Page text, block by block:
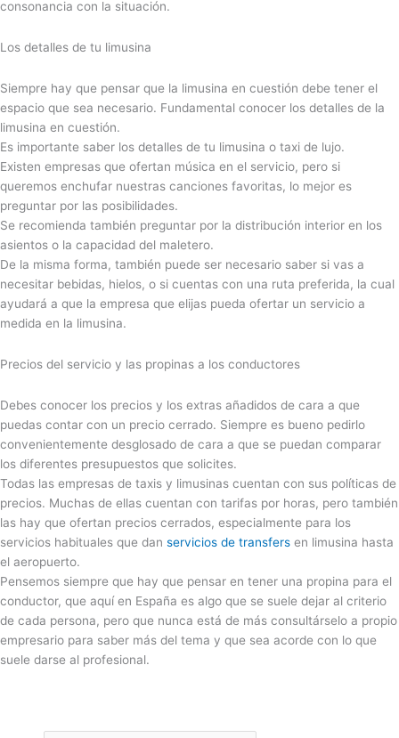
consonancia con la situación.
Los detalles de tu limusina
Siempre hay que pensar que la limusina en cuestión debe tener el
espacio que sea necesario. Fundamental conocer los detalles de la
limusina en cuestión.
Es importante saber los detalles de tu limusina o taxi de lujo.
Existen empresas que ofertan música en el servicio, pero si
queremos enchufar nuestras canciones favoritas, lo mejor es
preguntar por las posibilidades.
Se recomienda también preguntar por la distribución interior en los
asientos o la capacidad del maletero.
De la misma forma, también puede ser necesario saber si vas a
necesitar bebidas, hielos, o si cuentas con una ruta preferida, la cual
ayudará a que la empresa que elijas pueda ofertar un servicio a
medida en la limusina.
Precios del servicio y las propinas a los conductores
Debes conocer los precios y los extras añadidos de cara a que
puedas contar con un precio cerrado. Siempre es bueno pedirlo
convenientemente desglosado de cara a que se puedan comparar
los diferentes presupuestos que solicites.
Todas las empresas de taxis y limusinas cuentan con sus políticas de
precios. Muchas de ellas cuentan con tarifas por horas, pero también
las hay que ofertan precios cerrados, especialmente para los
servicios habituales que dan servicios de transfers en limusina hasta
el aeropuerto.
Pensemos siempre que hay que pensar en tener una propina para el
conductor, que aquí en España es algo que se suele dejar al criterio
de cada persona, pero que nunca está de más consultárselo a propio
empresario para saber más del tema y que sea acorde con lo que
suele darse al profesional.